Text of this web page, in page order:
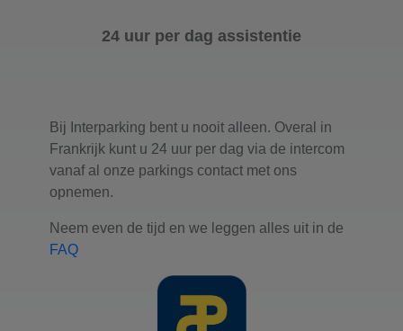
24 uur per dag assistentie
Bij Interparking bent u nooit alleen. Overal in
Frankrijk kunt u 24 uur per dag via de intercom
vanaf al onze parkings contact met ons
opnemen.
Neem even de tijd en we leggen alles uit in de
FAQ